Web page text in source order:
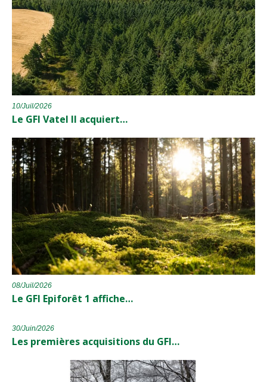
10/Juil/2026
Le GFI Vatel II acquiert…
08/Juil/2026
Le GFI Epiforêt 1 affiche…
30/Juin/2026
Les premières acquisitions du GFI…